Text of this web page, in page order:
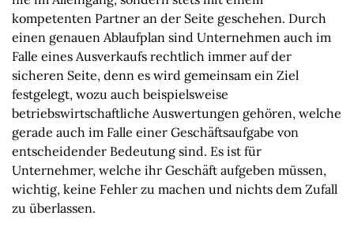
kompetenten Partner an der Seite geschehen. Durch
einen genauen Ablaufplan sind Unternehmen auch im
Falle eines Ausverkaufs rechtlich immer auf der
sicheren Seite, denn es wird gemeinsam ein Ziel
festgelegt, wozu auch beispielsweise
betriebswirtschaftliche Auswertungen gehören, welche
gerade auch im Falle einer Geschäftsaufgabe von
entscheidender Bedeutung sind. Es ist für
Unternehmer, welche ihr Geschäft aufgeben müssen,
wichtig, keine Fehler zu machen und nichts dem Zufall
zu überlassen.